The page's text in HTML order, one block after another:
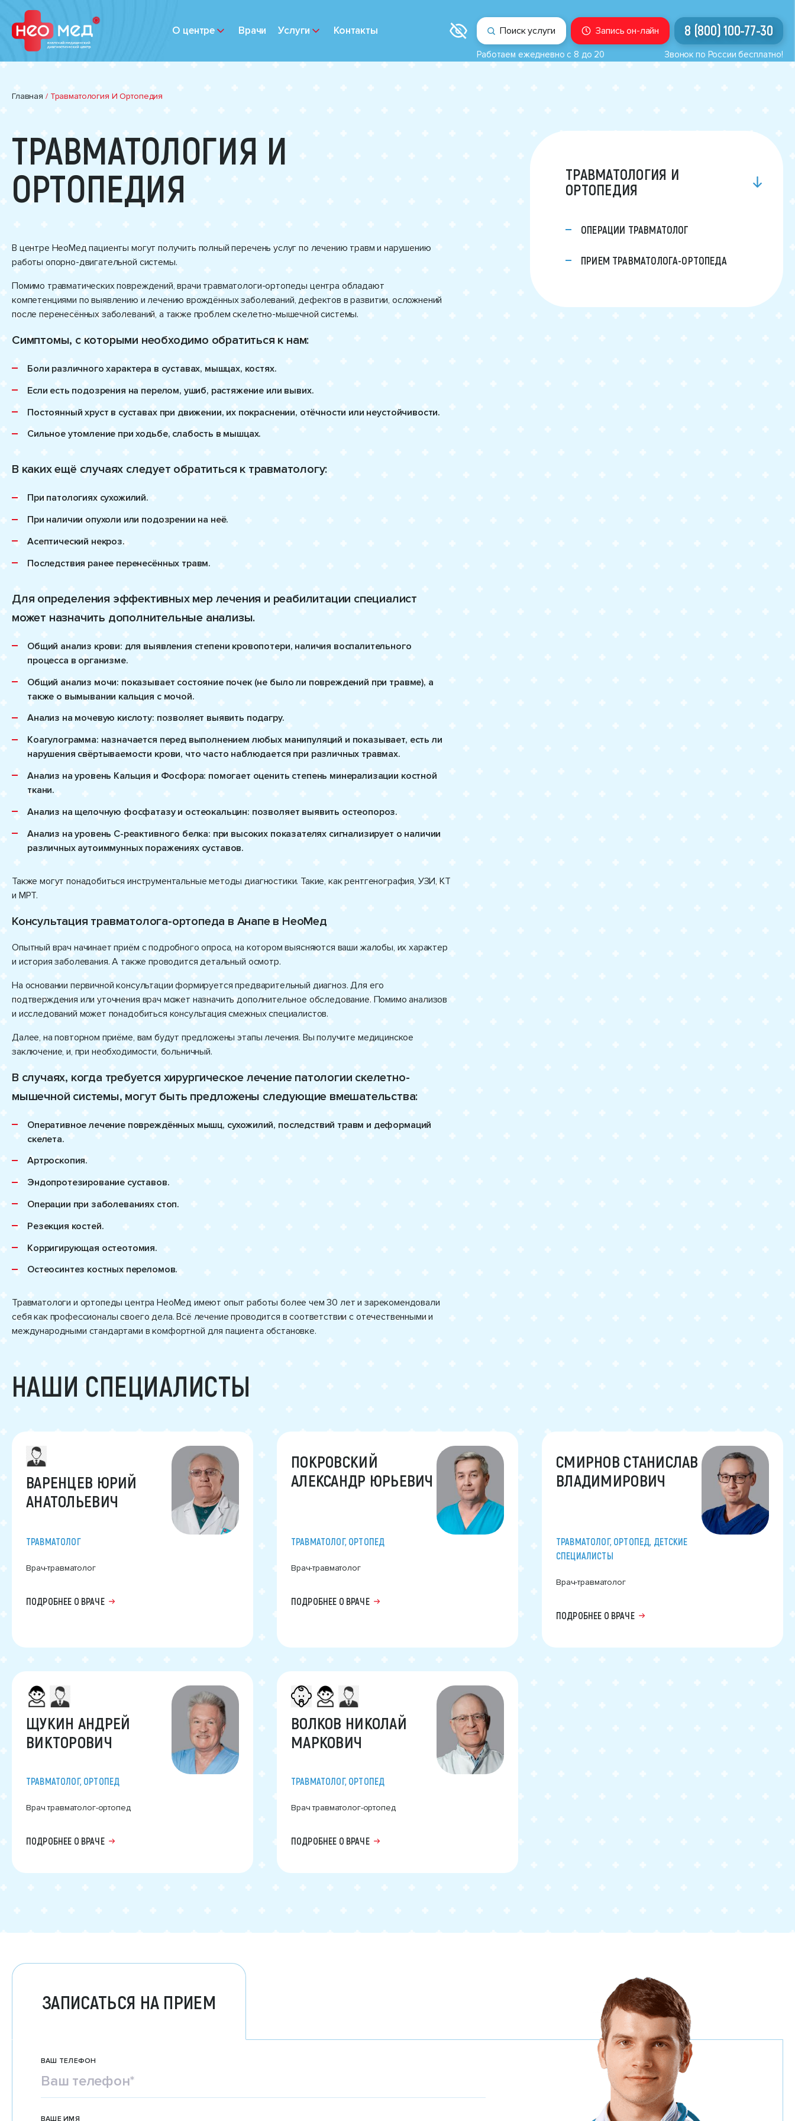
О центре Врачи Услуги Контакты Поиск услуги Запись он-лайн
Работаем ежедневно с 8 до 20
8 (800) 100-77-30
Звонок по России бесплатно!
Главная / Травматология И Ортопедия
ТРАВМАТОЛОГИЯ И
ОРТОПЕДИЯ
ТРАВМАТОЛОГИЯ И
ОРТОПЕДИЯ
ОПЕРАЦИИ ТРАВМАТОЛОГ
ПРИЕМ ТРАВМАТОЛОГА-ОРТОПЕДА
В центре НеоМед пациенты могут получить полный перечень услуг по лечению травм и нарушению
работы опорно-двигательной системы.
Помимо травматических повреждений, врачи травматологи-ортопеды центра обладают
компетенциями по выявлению и лечению врождённых заболеваний, дефектов в развитии, осложнений
после перенесённых заболеваний, а также проблем скелетно-мышечной системы.
Симптомы, с которыми необходимо обратиться к нам:
Боли различного характера в суставах, мышцах, костях.
Если есть подозрения на перелом, ушиб, растяжение или вывих.
Постоянный хруст в суставах при движении, их покраснении, отёчности или неустойчивости.
Сильное утомление при ходьбе, слабость в мышцах.
В каких ещё случаях следует обратиться к травматологу:
При патологиях сухожилий.
При наличии опухоли или подозрении на неё.
Асептический некроз.
Последствия ранее перенесённых травм.
Для определения эффективных мер лечения и реабилитации специалист
может назначить дополнительные анализы.
Общий анализ крови: для выявления степени кровопотери, наличия воспалительного
процесса в организме.
Общий анализ мочи: показывает состояние почек (не было ли повреждений при травме), а
также о вымывании кальция с мочой.
Анализ на мочевую кислоту: позволяет выявить подагру.
Коагулограмма: назначается перед выполнением любых манипуляций и показывает, есть ли
нарушения свёртываемости крови, что часто наблюдается при различных травмах.
Анализ на уровень Кальция и Фосфора: помогает оценить степень минерализации костной
ткани.
Анализ на щелочную фосфатазу и остеокальцин: позволяет выявить остеопороз.
Анализ на уровень C-реактивного белка: при высоких показателях сигнализирует о наличии
различных аутоиммунных поражениях суставов.
Также могут понадобиться инструментальные методы диагностики. Такие, как рентгенография, УЗИ, КТ
и МРТ.
Консультация травматолога-ортопеда в Анапе в НеоМед
Опытный врач начинает приём с подробного опроса, на котором выясняются ваши жалобы, их характер
и история заболевания. А также проводится детальный осмотр.
На основании первичной консультации формируется предварительный диагноз. Для его
подтверждения или уточнения врач может назначить дополнительное обследование. Помимо анализов
и исследований может понадобиться консультация смежных специалистов.
Далее, на повторном приёме, вам будут предложены этапы лечения. Вы получите медицинское
заключение, и, при необходимости, больничный.
В случаях, когда требуется хирургическое лечение патологии скелетно-
мышечной системы, могут быть предложены следующие вмешательства:
Оперативное лечение повреждённых мышц, сухожилий, последствий травм и деформаций
скелета.
Артроскопия.
Эндопротезирование суставов.
Операции при заболеваниях стоп.
Резекция костей.
Корригирующая остеотомия.
Остеосинтез костных переломов.
Травматологи и ортопеды центра НеоМед имеют опыт работы более чем 30 лет и зарекомендовали
себя как профессионалы своего дела. Всё лечение проводится в соответствии с отечественными и
международными стандартами в комфортной для пациента обстановке.
НАШИ СПЕЦИАЛИСТЫ
ВАРЕНЦЕВ ЮРИЙ
АНАТОЛЬЕВИЧ
ТРАВМАТОЛОГ
Врач-травматолог
ПОДРОБНЕЕ О ВРАЧЕ
ПОКРОВСКИЙ
АЛЕКСАНДР ЮРЬЕВИЧ
ТРАВМАТОЛОГ, ОРТОПЕД
Врач-травматолог
ПОДРОБНЕЕ О ВРАЧЕ
СМИРНОВ СТАНИСЛАВ
ВЛАДИМИРОВИЧ
ТРАВМАТОЛОГ, ОРТОПЕД, ДЕТСКИЕ
СПЕЦИАЛИСТЫ
Врач-травматолог
ПОДРОБНЕЕ О ВРАЧЕ
ЩУКИН АНДРЕЙ
ВИКТОРОВИЧ
ТРАВМАТОЛОГ, ОРТОПЕД
Врач травматолог-ортопед
ПОДРОБНЕЕ О ВРАЧЕ
ВОЛКОВ НИКОЛАЙ
МАРКОВИЧ
ТРАВМАТОЛОГ, ОРТОПЕД
Врач травматолог-ортопед
ПОДРОБНЕЕ О ВРАЧЕ
ЗАПИСАТЬСЯ НА ПРИЕМ
ВАШ ТЕЛЕФОН
ВАШЕ ИМЯ